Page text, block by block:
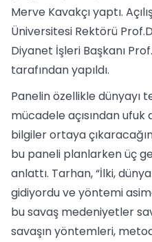
Merve Kavakçı yaptı.
Üniversitesi Rektörü
Diyanet İşleri Başkanı
tarafından yapıldı.
Panelin özellikle dünyayı
mücadele açısından ufuk
bilgiler ortaya
bu paneli planlarken üç
anlattı. Tarhan, “İlki,
gidiyordu ve yöntemi
bu savaş medeniyetler
savaşın yöntemleri,